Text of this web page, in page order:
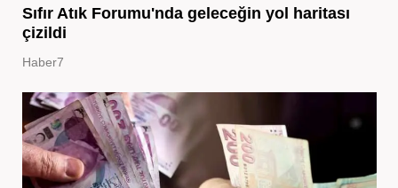
Sıfır Atık Forumu'nda geleceğin yol haritası
çizildi
Haber7